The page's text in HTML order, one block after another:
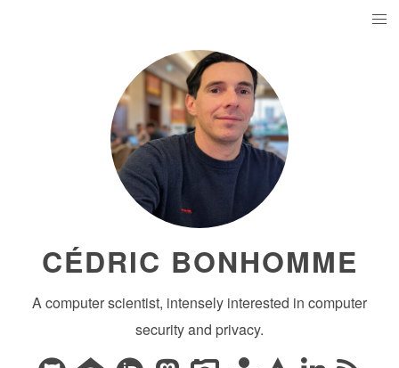
CÉDRIC BONHOMME
A computer scientist, intensely interested in computer
security and privacy.